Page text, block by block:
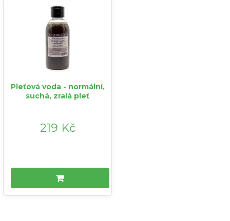
Pleťová voda - normální,
suchá, zralá pleť
219 Kč